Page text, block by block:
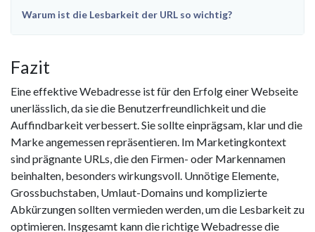
Warum ist die Lesbarkeit der URL so wichtig?
Fazit
Eine effektive Webadresse ist für den Erfolg einer Webseite
unerlässlich, da sie die Benutzerfreundlichkeit und die
Auffindbarkeit verbessert. Sie sollte einprägsam, klar und die
Marke angemessen repräsentieren. Im Marketingkontext
sind prägnante URLs, die den Firmen- oder Markennamen
beinhalten, besonders wirkungsvoll. Unnötige Elemente,
Grossbuchstaben, Umlaut-Domains und komplizierte
Abkürzungen sollten vermieden werden, um die Lesbarkeit zu
optimieren. Insgesamt kann die richtige Webadresse die